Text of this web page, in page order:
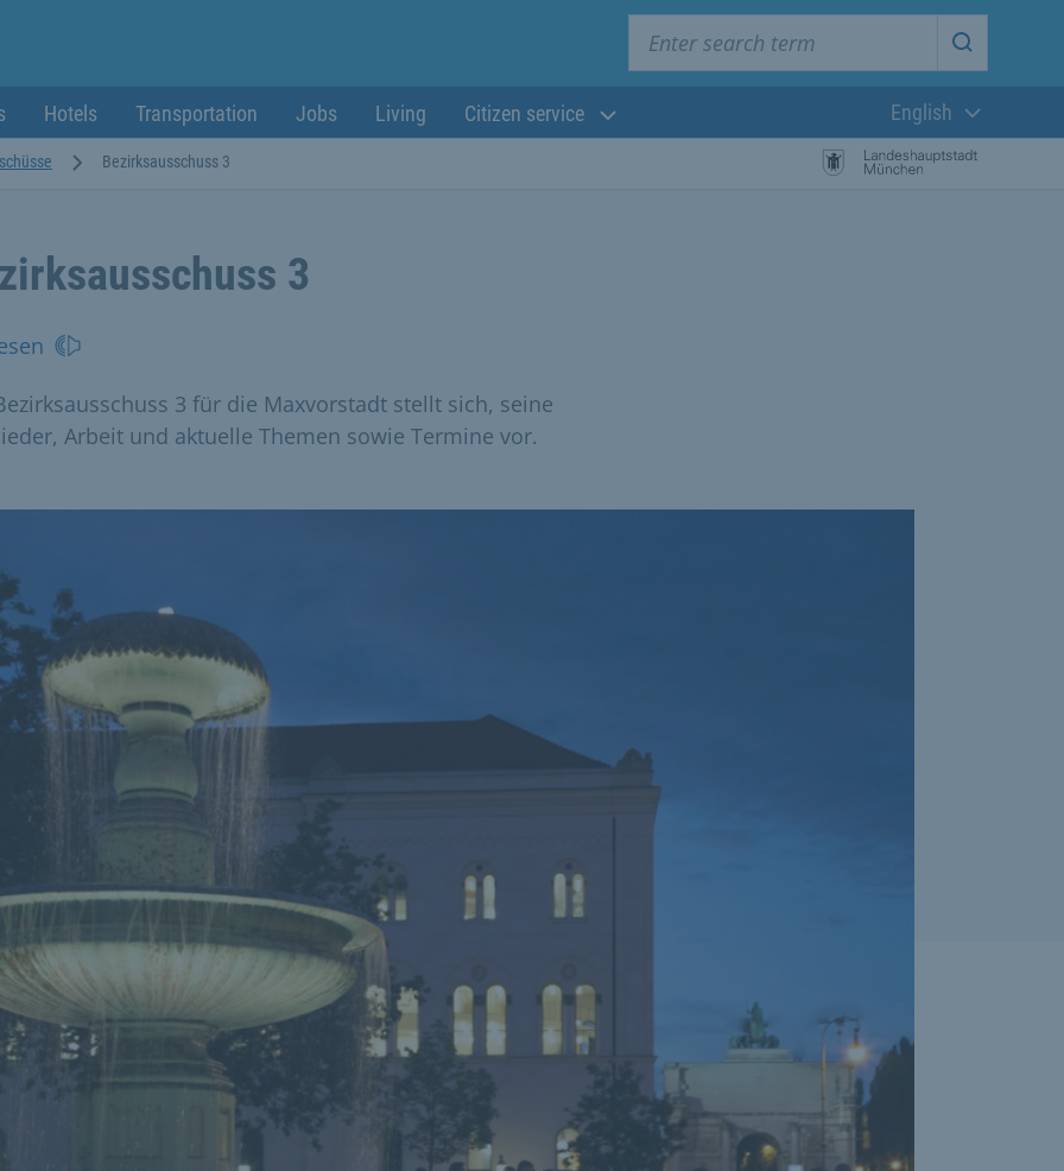
Start
Hotels Transportation Jobs Living Citizen service
Current
English
Bezirksausschuss 3
3
3 für die Maxvorstadt stellt sich, seine
Arbeit und aktuelle Themen sowie Termine vor.